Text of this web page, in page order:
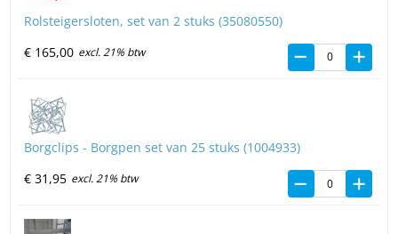
Rolsteigersloten, set van 2 stuks (35080550)
€ 165,00 excl. 21% btw
Borgclips - Borgpen set van 25 stuks (1004933)
€31,95 excl. 21% btw